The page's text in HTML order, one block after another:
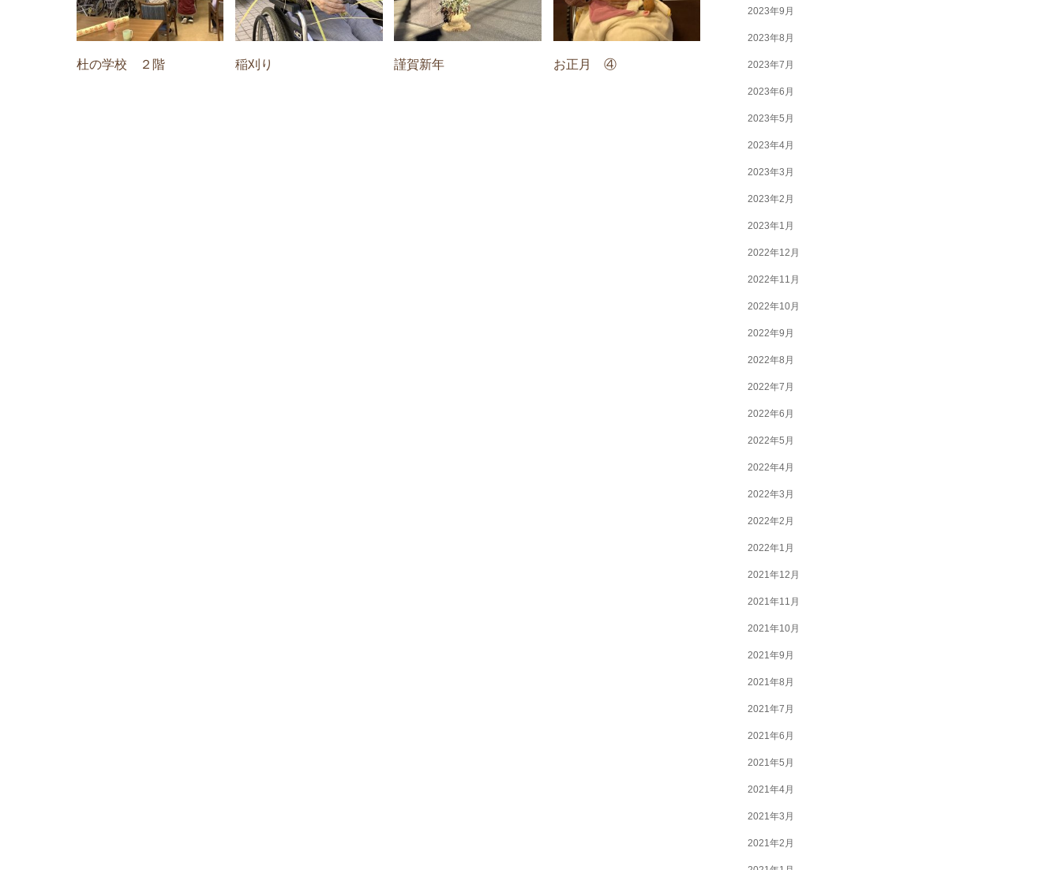
杜の学校 ２階 稲刈り 謹賀新年 お正月 ④
2023年9月
2023年8月
2023年7月
2023年6月
2023年5月
2023年4月
2023年3月
2023年2月
2023年1月
2022年12月
2022年11月
2022年10月
2022年9月
2022年8月
2022年7月
2022年6月
2022年5月
2022年4月
2022年3月
2022年2月
2022年1月
2021年12月
2021年11月
2021年10月
2021年9月
2021年8月
2021年7月
2021年6月
2021年5月
2021年4月
2021年3月
2021年2月